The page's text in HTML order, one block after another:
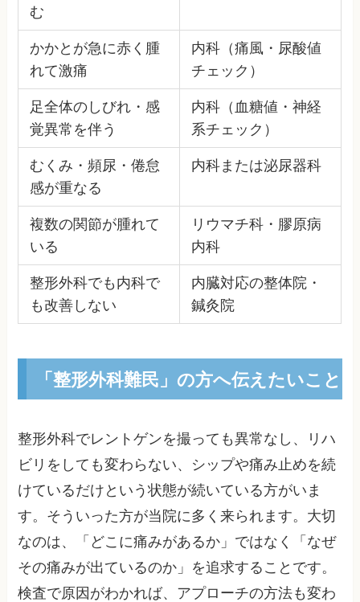
む
かかとが急に赤く腫
れて激痛
内科（痛風・尿酸値
チェック）
足全体のしびれ・感
覚異常を伴う
内科（血糖値・神経
系チェック）
むくみ・頻尿・倦怠
感が重なる
内科または泌尿器科
複数の関節が腫れて
いる
リウマチ科・膠原病
内科
整形外科でも内科で
も改善しない
内臓対応の整体院・
鍼灸院
「整形外科難民」の方へ伝えたいこと
整形外科でレントゲンを撮っても異常なし、リハ
ビリをしても変わらない、シップや痛み止めを続
けているだけという状態が続いている方がいま
す。そういった方が当院に多く来られます。大切
なのは、「どこに痛みがあるか」ではなく「なぜ
その痛みが出ているのか」を追求することです。
検査で原因がわかれば、アプローチの方法も変わ